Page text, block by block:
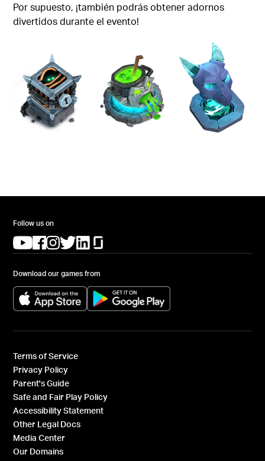
Por supuesto, ¡también podrás obtener adornos
divertidos durante el evento!
Follow us on
(opens in a new tab)
(opens in a new tab)
(opens in a new tab)
(opens in a new tab)
(opens in a new tab)
Download our games from
(opens in a new tab) (opens in a new tab)
Terms of Service
Privacy Policy
Parent's Guide
Safe and Fair Play Policy
Accessibility Statement
Other Legal Docs
Media Center
Our Domains